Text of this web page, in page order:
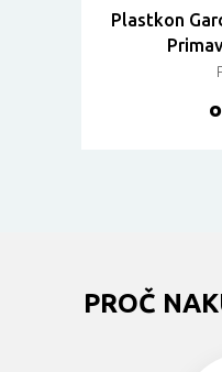
Plastkon
PROČ